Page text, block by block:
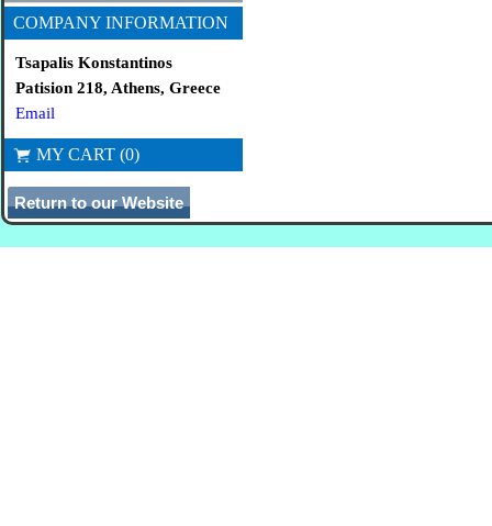
COMPANY INFORMATION
Tsapalis Konstantinos
Patision 218, Athens, Greece
Email
MY CART (0)